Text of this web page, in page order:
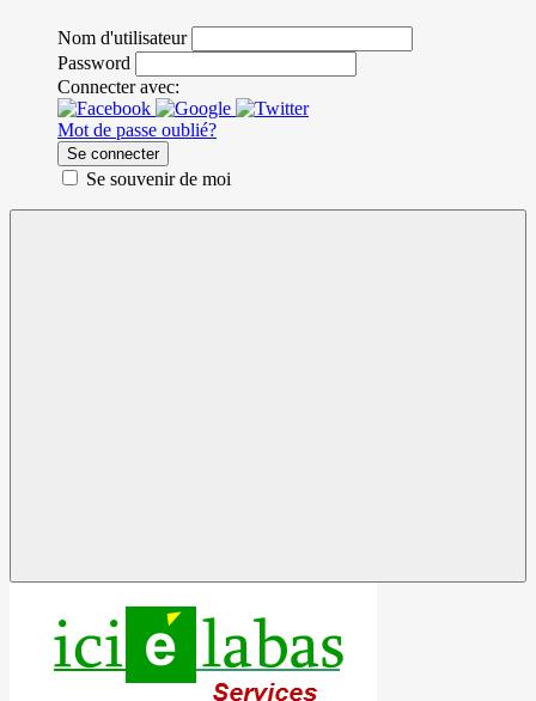
Nom d'utilisateur
Password
Connecter avec:
Mot de passe oublié?
Se connecter
Se souvenir de moi